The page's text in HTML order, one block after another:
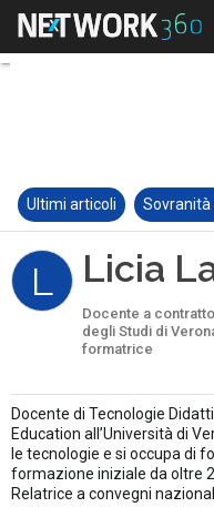
Ultimi articoli Sovranità
L Licia
Docente a
degli Studi di
formatrice
Docente di Tecnologie
Education all’Università di
le tecnologie e si occupa di
formazione iniziale da oltre
Relatrice a convegni